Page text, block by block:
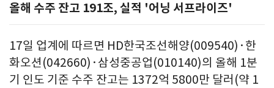
올해 수주 잔고 191조, 실적 '어닝 서프라이즈'
17일 업계에 따르면 HD한국조선해양(009540)·한
화오션(042660)·삼성중공업(010140)의 올해 1분
기 인도 기준 수주 잔고는 1372억 5800만 달러(약 1